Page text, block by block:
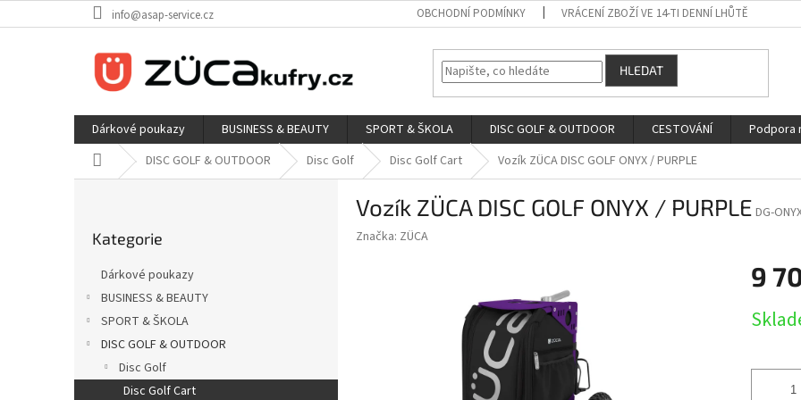
na
info@asap-service.cz OBCHODNÍ PODMÍNKY VRÁCENÍ ZBOŽÍ VE 14-TI DENNÍ LHŮTĚ
HLEDAT
Dárkové poukazy BUSINESS & BEAUTY SPORT & ŠKOLA DISC GOLF & OUTDOOR CESTOVÁNÍ Podpora
Domů DISC GOLF & OUTDOOR Disc Golf Disc Golf Cart Vozík ZÜCA DISC GOLF ONYX / PURPLE
a
kategorie
Kategorie
Dárkové poukazy
BUSINESS & BEAUTY
SPORT & ŠKOLA
DISC GOLF & OUTDOOR
Disc Golf
Disc Golf Cart
Vozík ZÜCA DISC GOLF ONYX / PURPLE DG-
Značka: ZÜCA
9
cena: